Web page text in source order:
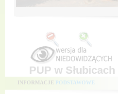
PUP w Słubicach
INFORMACJE PODSTAWOWE